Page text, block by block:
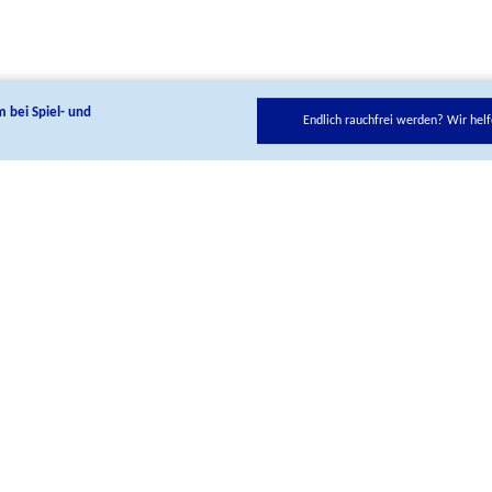
bei Spiel- und
Endlich rauchfrei werden? Wir